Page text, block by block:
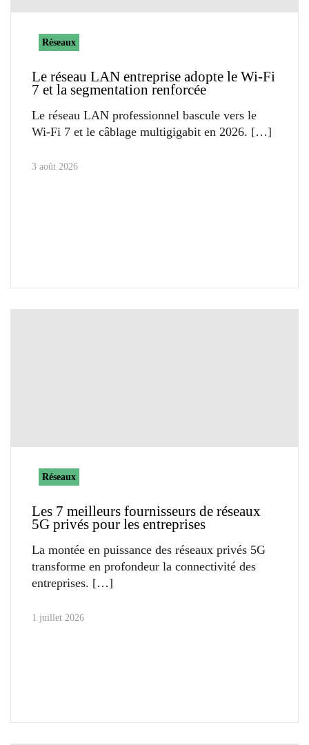
Réseaux
Le réseau LAN entreprise adopte le Wi-Fi
7 et la segmentation renforcée
Le réseau LAN professionnel bascule vers le
Wi-Fi 7 et le câblage multigigabit en 2026.
3 août 2026
Réseaux
Les 7 meilleurs fournisseurs de réseaux
5G privés pour les entreprises
La montée en puissance des réseaux privés 5G
transforme en profondeur la connectivité des
entreprises.
1 juillet 2026